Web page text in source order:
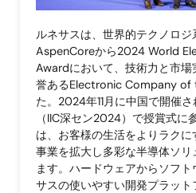
ルネサスは、世界的テクノロ
AspenCoreから2024 World
Awardにおいて、技術力と市
誉あるElectronic Company of
た。2024年11月に中国で開催
（IIC深セン2024）で授賞式に
は、お客様の生活をよりラク
事業を拡大し多彩な半導体ソ
ます。ハードウェアからソフ
サスの使いやすい開発プラッ